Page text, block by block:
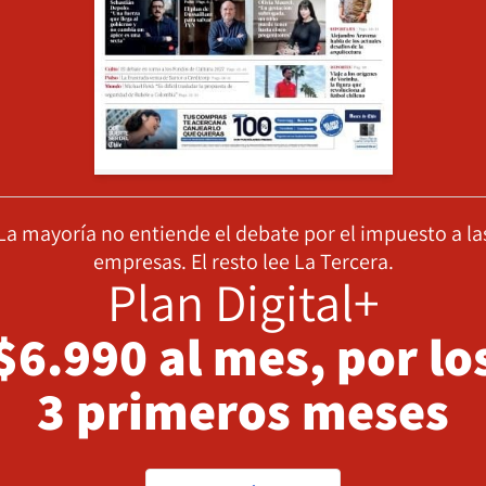
mayoría no entiende el debate por el impuesto a
empresas. El resto lee La Tercera.
Plan Digital+
al mes, por
3 primeros meses